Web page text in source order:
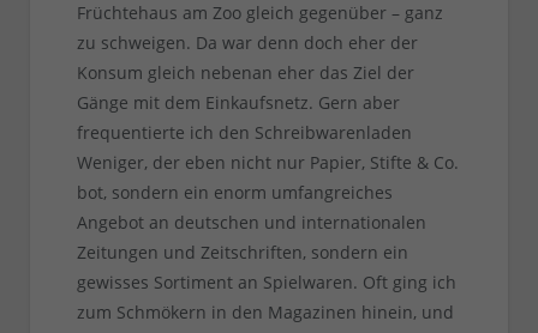
Früchtehaus am Zoo gleich gegenüber – ganz
zu schweigen. Da war denn doch eher der
Konsum gleich nebenan eher das Ziel der
Gänge mit dem Einkaufsnetz. Gern aber
frequentierte ich den Schreibwarenladen
Weniger, der eben nicht nur Papier, Stifte & Co.
bot, sondern ein enorm umfangreiches
Angebot an deutschen und internationalen
Zeitungen und Zeitschriften, sondern ein
gewisses Sortiment an Spielwaren. Oft ging ich
zum Schmökern in den Magazinen hinein, und